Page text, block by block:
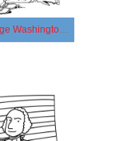
Kleine George Washington houdt Axe vast